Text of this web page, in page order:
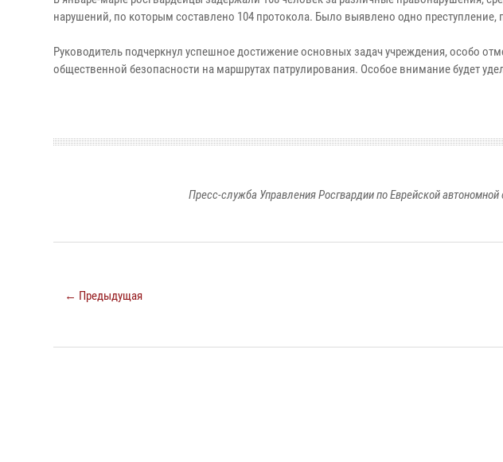
нарушений, по которым составлено 104 протокола. Было выявлено одно
Руководитель подчеркнул успешное достижение основных задач учреждения, особо
общественной безопасности на маршрутах патрулирования. Особое внимание будет
Пресс-служба Управления Росгвардии по Еврейской
← Предыдущая